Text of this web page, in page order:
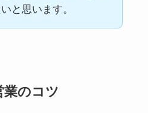
と思います。
業のコツ